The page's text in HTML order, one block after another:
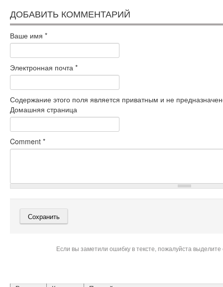
ДОБАВИТЬ КОММЕНТАРИЙ
Ваше имя *
Электронная почта *
Содержание этого поля является приватным и не
Домашняя страница
Comment *
Если вы заметили ошибку в тексте, пожалуйста